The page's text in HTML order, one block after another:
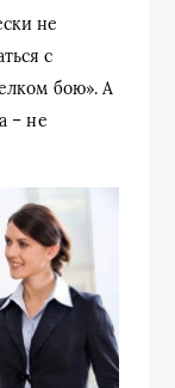
не
с
бою». А
– не